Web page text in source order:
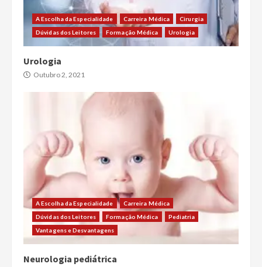
A Escolha da Especialidade Carreira Médica
Cirurgia
Dúvidas dos Leitores
Formação Médica Urologia
Urologia
Outubro 2, 2021
A Escolha da Especialidade
Carreira Médica
Dúvidas dos Leitores
Formação Médica
Pediatria
Vantagens e Desvantagens
Neurologia pediátrica